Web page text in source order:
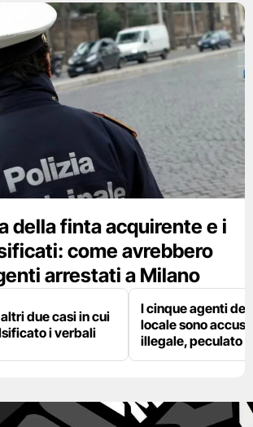
della finta acquirente e i
come avrebbero
arrestati a Milano
due casi in cui
i verbali
I cinque agenti
locale sono
illegale, peculato